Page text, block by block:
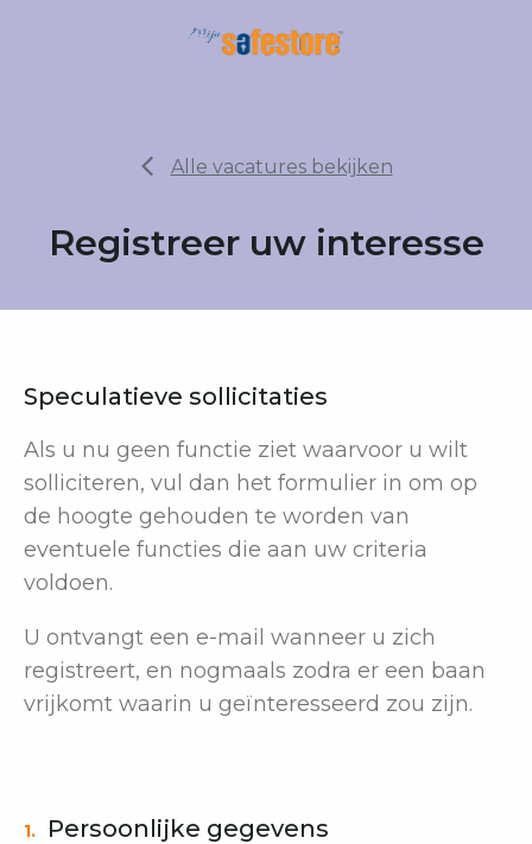
Alle vacatures bekijken
Registreer uw interesse
Speculatieve sollicitaties
Als u nu geen functie ziet waarvoor u wilt
solliciteren, vul dan het formulier in om op
de hoogte gehouden te worden van
eventuele functies die aan uw criteria
voldoen.
U ontvangt een e-mail wanneer u zich
registreert, en nogmaals zodra er een baan
vrijkomt waarin u geïnteresseerd zou zijn.
1. Persoonlijke gegevens